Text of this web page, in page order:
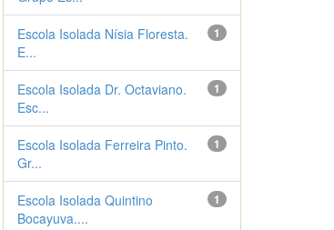
1
Escola Isolada Nísia Floresta.
E...
1
Escola Isolada Dr. Octaviano.
Esc...
1
Escola Isolada Ferreira Pinto.
Gr...
1
Escola Isolada Quintino
Bocayuva....